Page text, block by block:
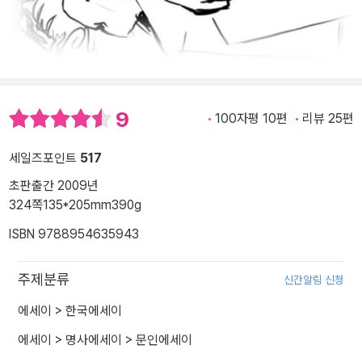
9 100자평 10편 리뷰 25편
세일즈포인트 517
초판출간 2009년
324쪽135*205mm390g
ISBN 9788954635943
주제분류 신간알림 신청
에세이 > 한국에세이
에세이 > 명사에세이 > 문인에세이